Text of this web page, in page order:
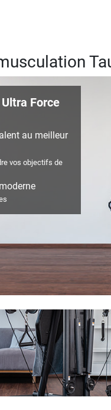
Force
au meilleur
vos objectifs de